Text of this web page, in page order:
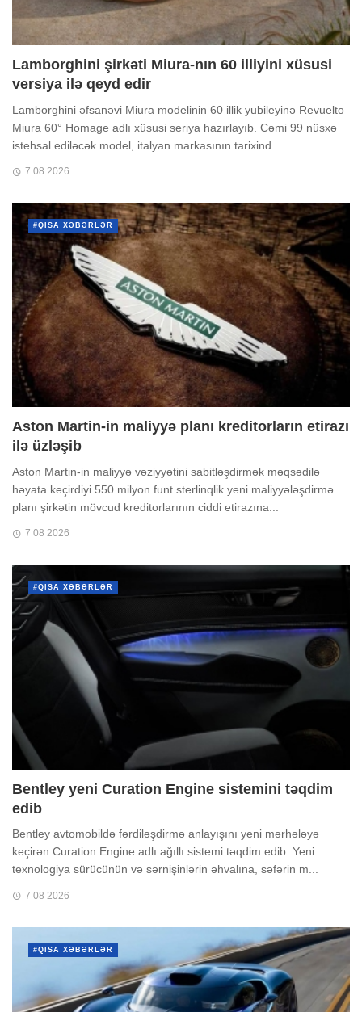
Lamborghini şirkəti Miura-nın 60 illiyini xüsusi
versiya ilə qeyd edir
Lamborghini əfsanəvi Miura modelinin 60 illik yubileyinə Revuelto
Miura 60° Homage adlı xüsusi seriya hazırlayıb. Cəmi 99 nüsxə
istehsal ediləcək model, italyan markasının tarixind...
7 08 2026
#QISA XƏBƏRLƏR
Aston Martin-in maliyyə planı kreditorların etirazı
ilə üzləşib
Aston Martin-in maliyyə vəziyyətini sabitləşdirmək məqsədilə
həyata keçirdiyi 550 milyon funt sterlinqlik yeni maliyyələşdirmə
planı şirkətin mövcud kreditorlarının ciddi etirazına...
7 08 2026
#QISA XƏBƏRLƏR
Bentley yeni Curation Engine sistemini təqdim
edib
Bentley avtomobildə fərdiləşdirmə anlayışını yeni mərhələyə
keçirən Curation Engine adlı ağıllı sistemi təqdim edib. Yeni
texnologiya sürücünün və sərnişinlərin əhvalına, səfərin m...
7 08 2026
#QISA XƏBƏRLƏR